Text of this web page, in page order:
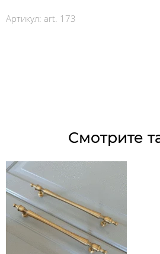
Артикул: art. 173
Смотрите